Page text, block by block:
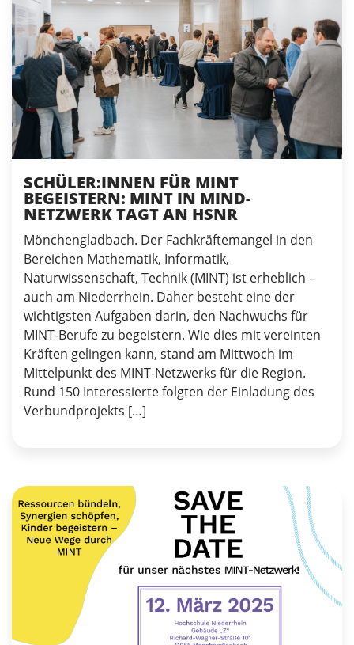
SCHÜLER:INNEN FÜR MINT
BEGEISTERN: MINT IN MIND-
NETZWERK TAGT AN HSNR
Mönchengladbach. Der Fachkräftemangel in den
Bereichen Mathematik, Informatik,
Naturwissenschaft, Technik (MINT) ist erheblich –
auch am Niederrhein. Daher besteht eine der
wichtigsten Aufgaben darin, den Nachwuchs für
MINT-Berufe zu begeistern. Wie dies mit vereinten
Kräften gelingen kann, stand am Mittwoch im
Mittelpunkt des MINT-Netzwerks für die Region.
Rund 150 Interessierte folgten der Einladung des
Verbundprojekts […]